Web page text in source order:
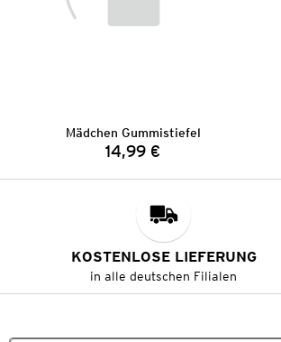
Mädchen Gummistiefel
Preis:
14,99 €
KOSTENLOSE LIEFERUNG
in alle deutschen Filialen